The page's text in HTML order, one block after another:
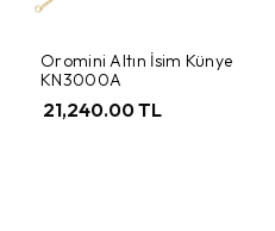
Oromini Altın İsim Künye
KN3000A
21,240.00 TL